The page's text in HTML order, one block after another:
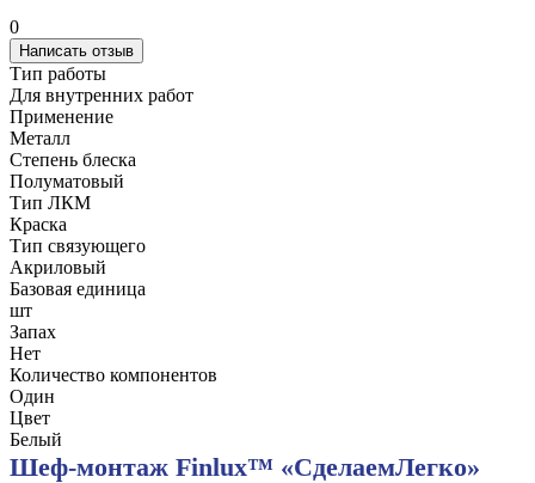
0
Написать отзыв
Тип работы
Для внутренних работ
Применение
Металл
Степень блеска
Полуматовый
Тип ЛКМ
Краска
Тип связующего
Акриловый
Базовая единица
шт
Запах
Нет
Количество компонентов
Один
Цвет
Белый
Шеф-монтаж Finlux™ «СделаемЛегко»